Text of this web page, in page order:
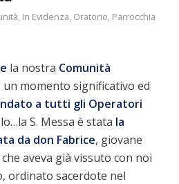
, In Evidenza, Oratorio, Parrocchia
la nostra Comunità
un momento significativo ed
a tutti gli Operatori
S. Messa è stata la
da don Fabrice, giovane
aveva già vissuto con noi
ordinato sacerdote nel